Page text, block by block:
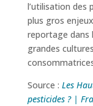
l’utilisation des
plus gros
reportage dans
grandes
Source : Les
pesticides ? |